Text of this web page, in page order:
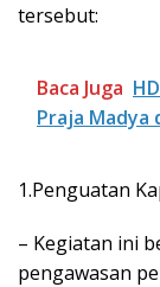
tersebut:
Baca Juga
Praja Madya
1.Penguatan
– Kegiatan ini
pengawasan